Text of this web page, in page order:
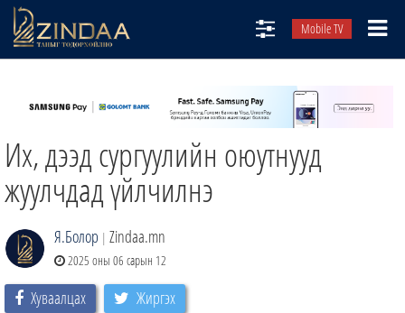
Mobile TV
ТВ8
ӨГЛӨӨНИЙ СОНИН
АУДИО ЗОХИОЛ
ЗИНДАА СЭТГҮҮЛ
Их, дээд сургуулийн оюутнууд
жуулчдад үйлчилнэ
Я.Болор | Zindaa.mn
2025 оны 06 сарын 12
Хуваалцах Жиргэх